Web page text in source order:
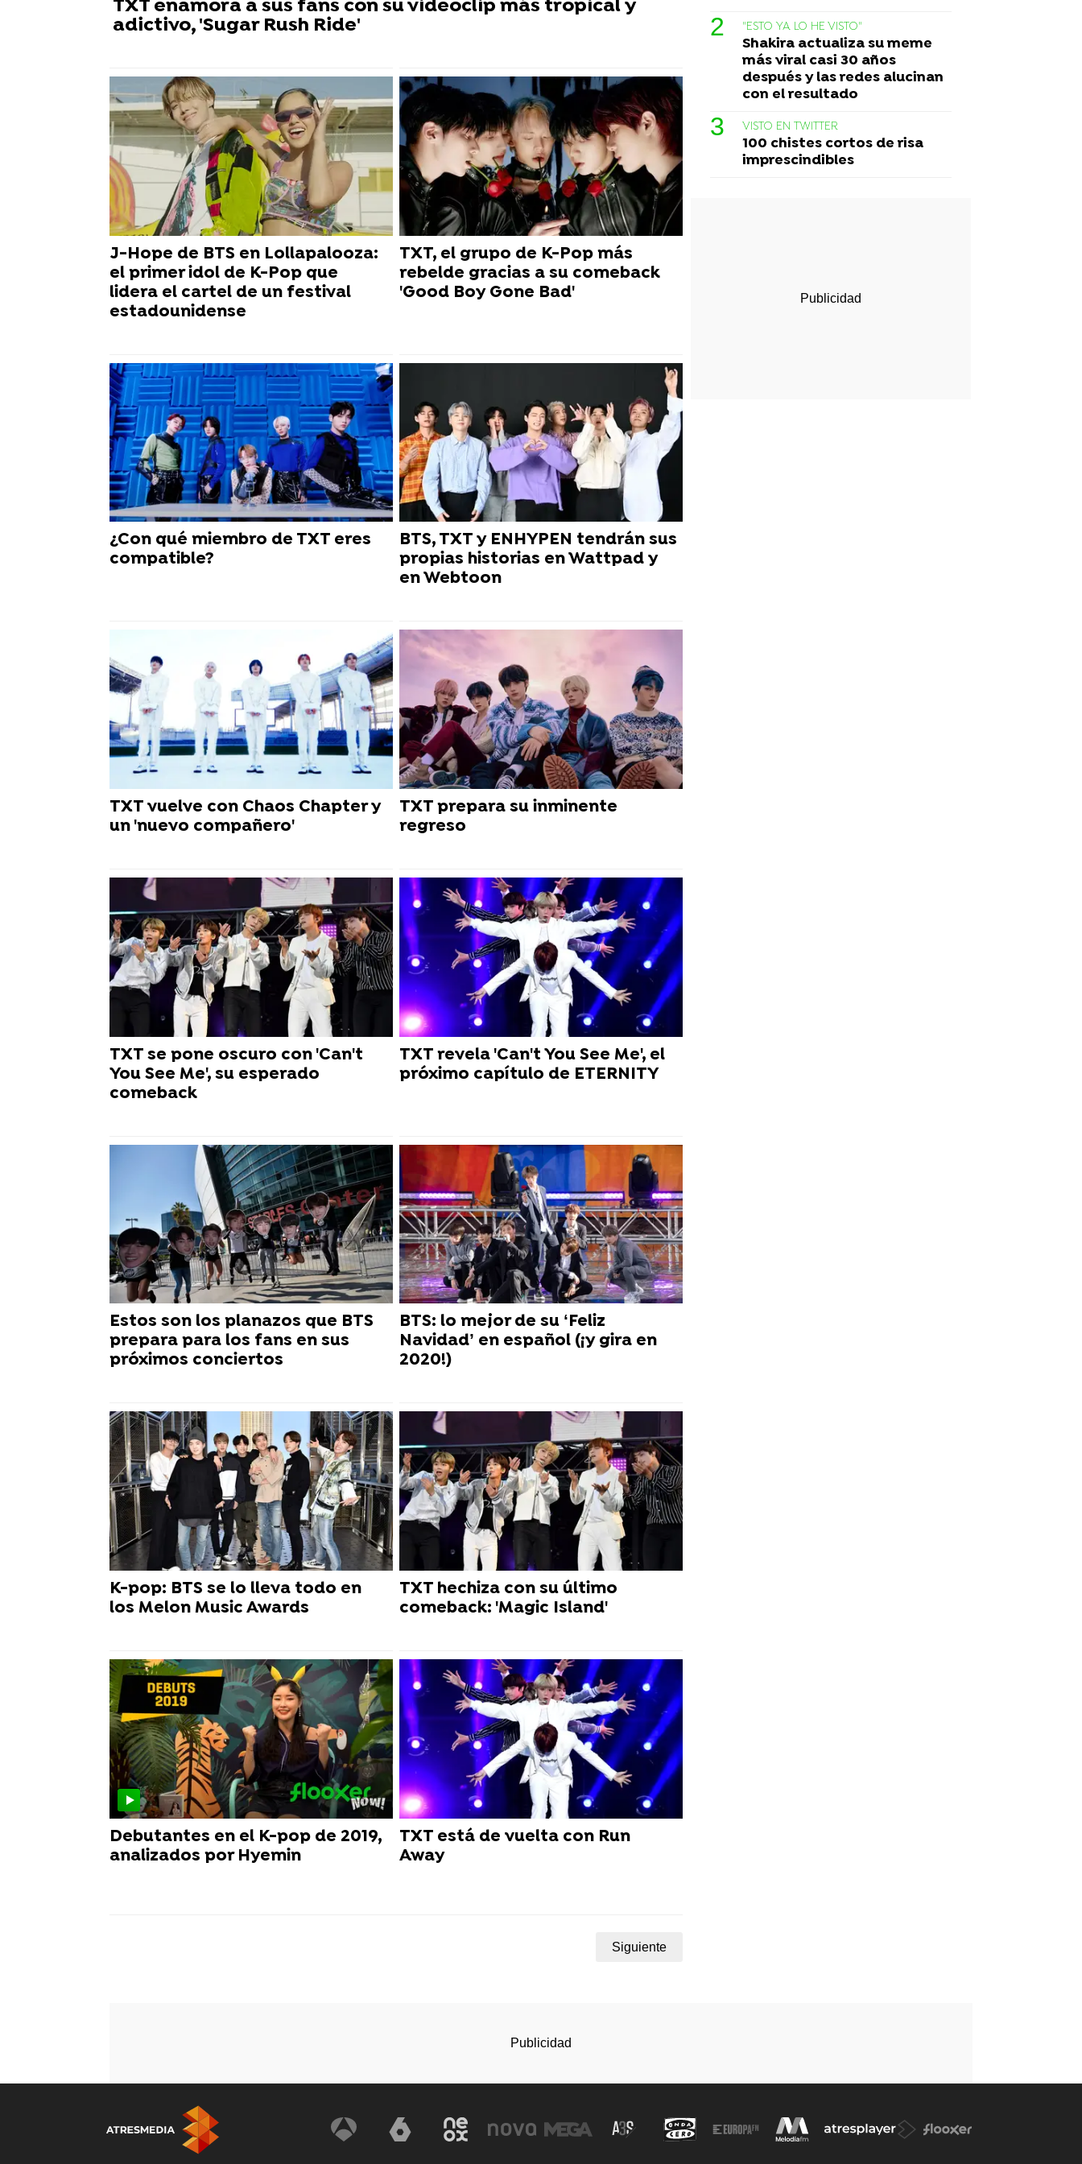
TXT enamora a sus fans con su videoclip más tropical y
adictivo, 'Sugar Rush Ride'
J-Hope de BTS en Lollapalooza:
el primer idol de K-Pop que
lidera el cartel de un festival
estadounidense
TXT, el grupo de K-Pop más
rebelde gracias a su comeback
'Good Boy Gone Bad'
¿Con qué miembro de TXT eres
compatible?
BTS, TXT y ENHYPEN tendrán sus
propias historias en Wattpad y
en Webtoon
TXT vuelve con Chaos Chapter y
un 'nuevo compañero'
TXT prepara su inminente
regreso
TXT se pone oscuro con 'Can't
You See Me', su esperado
comeback
TXT revela 'Can't You See Me', el
próximo capítulo de ETERNITY
Estos son los planazos que BTS
prepara para los fans en sus
próximos conciertos
BTS: lo mejor de su ‘Feliz
Navidad’ en español (¡y gira en
2020!)
K-pop: BTS se lo lleva todo en
los Melon Music Awards
TXT hechiza con su último
comeback: 'Magic Island'
Debutantes en el K-pop de 2019,
analizados por Hyemin
TXT está de vuelta con Run
Away
Siguiente
"ESTO YA LO HE VISTO"
Shakira actualiza su meme
más viral casi 30 años
después y las redes alucinan
con el resultado
VISTO EN TWITTER
100 chistes cortos de risa
imprescindibles